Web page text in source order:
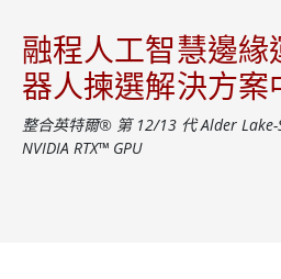
融程人工智慧邊緣
器人揀選解決方案
整合英特爾® 第 12/13 代 Alder
NVIDIA RTX™ GPU